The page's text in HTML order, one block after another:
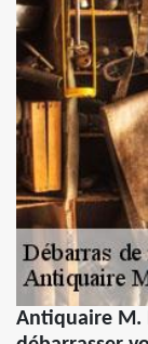
Antiquaire M.